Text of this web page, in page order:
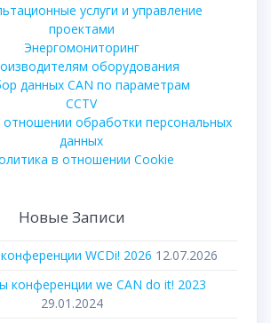
услуги и управление
проектами
Энергомониторинг
оборудования
данных CAN по параметрам
CCTV
отношении обработки персональных
данных
в отношении Cookie
Новые Записи
WCDi! 2026 12.07.2026
конференции we CAN do it! 2023
29.01.2024